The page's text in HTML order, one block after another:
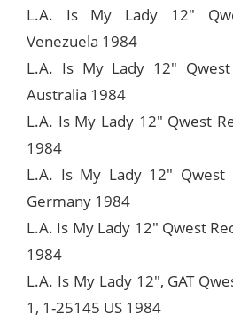
L.A. Is My Lady 12"
Venezuela 1984
L.A. Is My Lady 12"
Australia 1984
L.A. Is My Lady 12" Qwest
1984
L.A. Is My Lady 12" Qwest
Germany 1984
L.A. Is My Lady 12" Qwest
1984
L.A. Is My Lady 12", GAT
1, 1-25145 US 1984